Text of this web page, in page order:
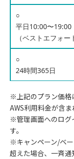
○
平日10:00〜19:00
（ベストエフォー
○
24時間365日
※上記のプラン価格
AWS利用料金が含ま
※管理画面へのログ
す。
※キャンペーン/ベ
超えた場合、一斉